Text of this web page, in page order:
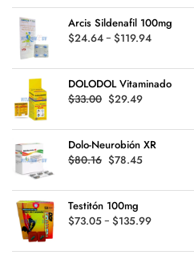
precios:
desde
$14.65
$78.92
Arcis Sildenafil 100mg
$24.64- $119.94Rango
precios:
desde
$119.94
DOLODOL Vitaminado
$33.00 Original
was:
$33.00.
$29.49
is:
$29.49.
Dolo-Neurobión XR
$80.16 Original
was:
$80.16.
$78.45
is:
Testitón 100mg
$73.05- $135.99Rango